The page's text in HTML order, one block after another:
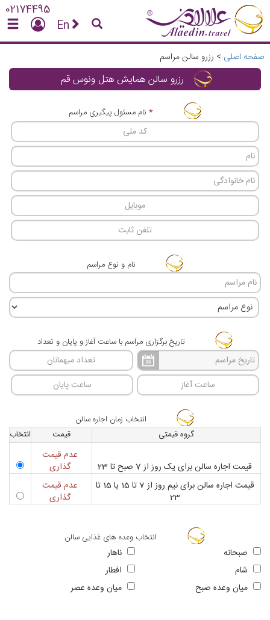
02174495
En
صفحه اصلی > رزرو سالن مراسم
رزرو سالن همایش هتل ونوس قم
*نام مسئول پیگیری مراسم
نام و نوع مراسم
تاریخ برگزاری مراسم با ساعت آغاز و پایان و تعداد
انتخاب زمان اجاره سالن
گروه قيمتی
قيمت انتخاب
قیمت اجاره سالن برای یک روز از 7 صبح تا 23
عدم قیمت
گذاری
قیمت اجاره سالن برای نیم روز از 7 تا 15 یا 15 تا
23
عدم قیمت
گذاری
انتخاب وعده های غذایی سالن
صبحانه
ناهار
شام
افطار
ميان وعده صبح
ميان وعده عصر